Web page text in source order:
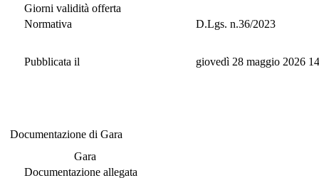
Giorni validità offerta
Normativa
D.Lgs. n.36/2023
Pubblicata il giovedì 28 maggio 2026
Documentazione di Gara
Gara
Documentazione allegata